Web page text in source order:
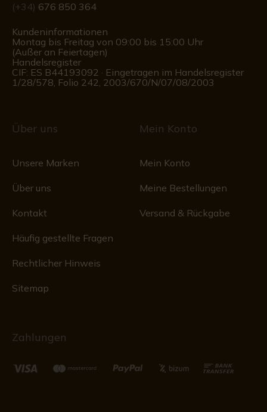
(+34) 676 850 364
Kundeninformationen
Montag bis Freitag von 09:00 bis 15:00 Uhr
(Außer an Feiertagen)
Handelsregister
CIF: ES B44193092 · Eingetragen im Handelsregister
1/28/578, Folio 242, 2003/670/N/07/08/2003
Über uns
Unsere Marken
Über uns
Kontakt
Häufig gestellte Fragen
Rechtlicher Hinweis
Sitemap
Mein Konto
Mein Konto
Meine Bestellungen
Versand & Rückgabe
Zahlungen